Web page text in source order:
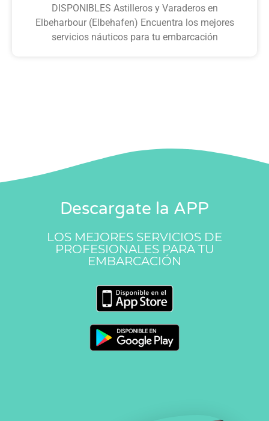
DISPONIBLES Astilleros y Varaderos en
Elbeharbour (Elbehafen) Encuentra los mejores
servicios náuticos para tu embarcación
Descargate la APP
LOS MEJORES SERVICIOS DE
PROFESIONALES PARA TU
EMBARCACIÓN